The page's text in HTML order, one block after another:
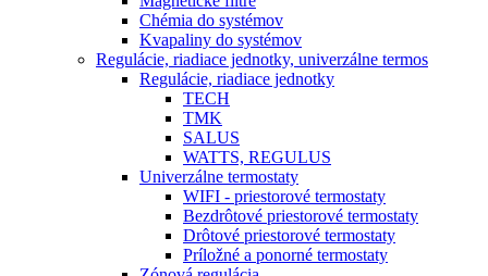
Chémia do systémov
Kvapaliny do systémov
Regulácie, riadiace jednotky, univerzálne termos
Regulácie, riadiace jednotky
TECH
TMK
SALUS
WATTS, REGULUS
Univerzálne termostaty
WIFI - priestorové termostaty
Bezdrôtové priestorové termostaty
Drôtové priestorové termostaty
Príložné a ponorné termostaty